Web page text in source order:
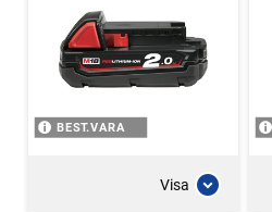
BEST.VARA
Visa